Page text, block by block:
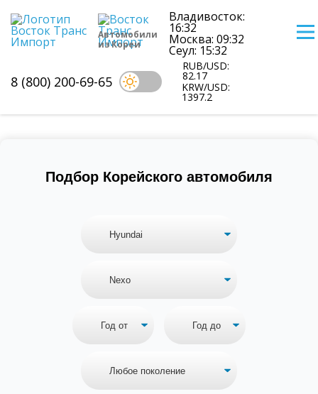
Автомобили
из Кореи
Владивосток:
16:32
Москва: 09:32
Сеул: 15:32
RUB/USD:
82.17
KRW/USD:
1397.2
8 (800) 200-69-65
Цены на Hyundai Nexo из Кореи
Подбор Корейского автомобиля